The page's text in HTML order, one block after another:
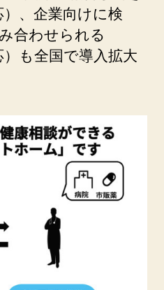
、企業向けに検
合わせられる
）も全国で導⼊拡⼤